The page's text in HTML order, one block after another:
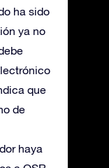
ha sido
ya no
que
de
haya